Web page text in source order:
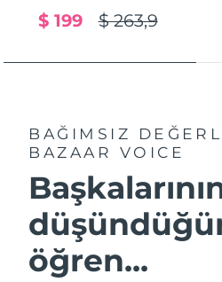
$ 263,9
$ 199
BAĞIMSIZ
BAZAAR VOICE
öğren...